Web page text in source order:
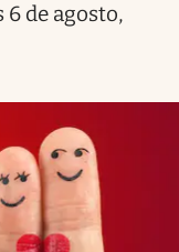
6 de agosto,